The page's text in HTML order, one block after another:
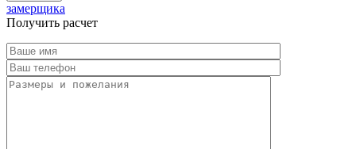
замерщика
Получить расчет